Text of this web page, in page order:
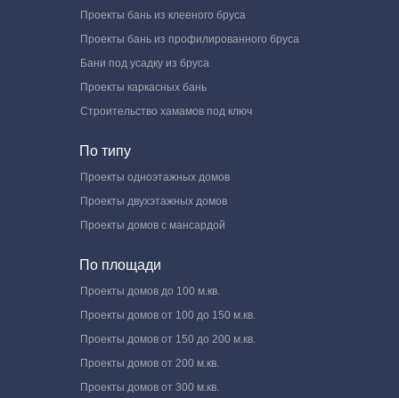
Проекты бань из клееного бруса
Проекты бань из профилированного бруса
Бани под усадку из бруса
Проекты каркасных бань
Строительство хамамов под ключ
По типу
Проекты одноэтажных домов
Проекты двухэтажных домов
Проекты домов с мансардой
По площади
Проекты домов до 100 м.кв.
Проекты домов от 100 до 150 м.кв.
Проекты домов от 150 до 200 м.кв.
Проекты домов от 200 м.кв.
Проекты домов от 300 м.кв.